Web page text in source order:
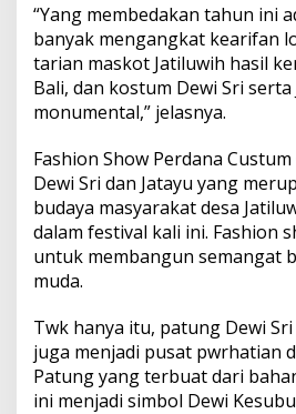
l
a
n
j
u
t
n
“Yang membedakan tahun ini
banyak mengangkat kearifan
tarian maskot Jatiluwih hasil
Bali, dan kostum Dewi Sri serta
monumental,” jelasnya.
Fashion Show Perdana
Dewi Sri dan Jatayu yang
budaya masyarakat desa
dalam festival kali ini. Fashion
untuk membangun semangat
muda.
Twk hanya itu, patung Dewi
juga menjadi pusat pwrhatian
Patung yang terbuat dari
ini menjadi simbol Dewi